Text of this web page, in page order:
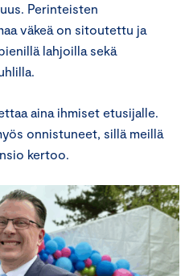
Perinteisten
väkeä on sitoutettu ja
lahjoilla sekä
aina ihmiset etusijalle.
onnistuneet, sillä meillä
kertoo.